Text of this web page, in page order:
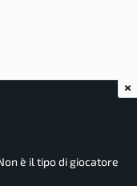
è il tipo di giocatore
×